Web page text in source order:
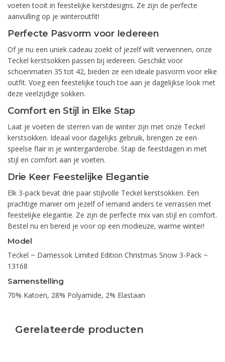
voeten tooit in feestelijke kerstdesigns. Ze zijn de perfecte
aanvulling op je winteroutfit!
Perfecte Pasvorm voor Iedereen
Of je nu een uniek cadeau zoekt of jezelf wilt verwennen, onze
Teckel kerstsokken passen bij iedereen. Geschikt voor
schoenmaten 35 tot 42, bieden ze een ideale pasvorm voor elke
outfit. Voeg een feestelijke touch toe aan je dagelijkse look met
deze veelzijdige sokken.
Comfort en Stijl in Elke Stap
Laat je voeten de sterren van de winter zijn met onze Teckel
kerstsokken. Ideaal voor dagelijks gebruik, brengen ze een
speelse flair in je wintergarderobe. Stap de feestdagen in met
stijl en comfort aan je voeten.
Drie Keer Feestelijke Elegantie
Elk 3-pack bevat drie paar stijlvolle Teckel kerstsokken. Een
prachtige manier om jezelf of iemand anders te verrassen met
feestelijke elegantie. Ze zijn de perfecte mix van stijl en comfort.
Bestel nu en bereid je voor op een modieuze, warme winter!
Model
Teckel ~ Damessok Limited Edition Christmas Snow 3-Pack ~
13168
Samenstelling
70% Katoen, 28% Polyamide, 2% Elastaan
Gerelateerde producten